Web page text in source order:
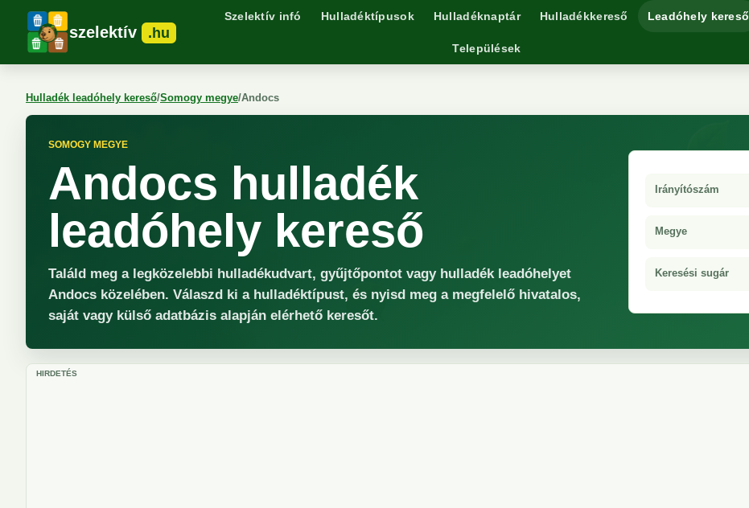
szelektív .hu
Szelektív infó Hulladéktípusok Hulladéknaptár Hulladékkereső Leadóhely kereső
Települések
Hulladék leadóhely kereső/Somogy megye/Andocs
SOMOGY MEGYE
Andocs hulladék
leadóhely kereső
Találd meg a legközelebbi hulladékudvart, gyűjtőpontot vagy hulladék leadóhelyet
Andocs közelében. Válaszd ki a hulladéktípust, és nyisd meg a megfelelő hivatalos,
saját vagy külső adatbázis alapján elérhető keresőt.
Irányítószám
Megye
Keresési sugár
HIRDETÉS